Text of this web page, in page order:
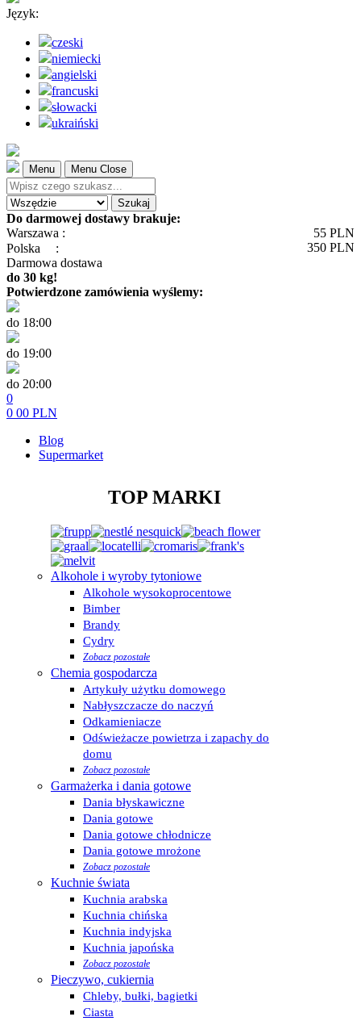
Język:
czeski
niemiecki
angielski
francuski
słowacki
ukraiński
Menu Menu Close
Szukaj
Do darmowej dostawy brakuje:
Warszawa :
55 PLN
Polska
: 350 PLN
Darmowa dostawa
do 30 kg!
Potwierdzone zamówienia wyślemy:
do 18:00
do 19:00
do 20:00
0
0 00 PLN
Blog
Supermarket
TOP MARKI
Alkohole i wyroby tytoniowe
Alkohole wysokoprocentowe
Bimber
Brandy
Cydry
Zobacz pozostałe
Chemia gospodarcza
Artykuły użytku domowego
Nabłyszczacze do naczyń
Odkamieniacze
Odświeżacze powietrza i zapachy do
domu
Zobacz pozostałe
Garmażerka i dania gotowe
Dania błyskawiczne
Dania gotowe
Dania gotowe chłodnicze
Dania gotowe mrożone
Zobacz pozostałe
Kuchnie świata
Kuchnia arabska
Kuchnia chińska
Kuchnia indyjska
Kuchnia japońska
Zobacz pozostałe
Pieczywo, cukiernia
Chleby, bułki, bagietki
Ciasta